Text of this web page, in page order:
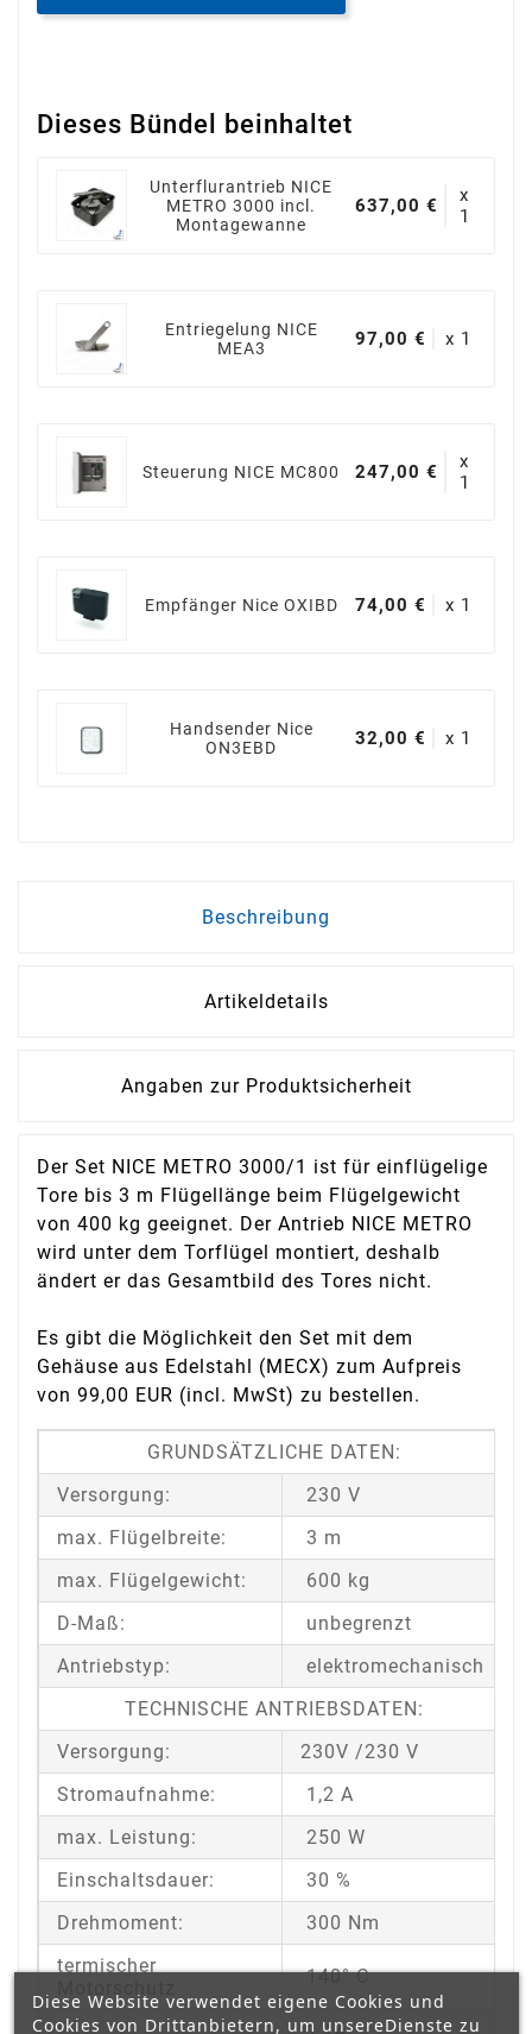
Dieses Bündel beinhaltet
Unterflurantrieb NICE
METRO 3000 incl.
Montagewanne
637,00 €
x
1
Entriegelung NICE
MEA3
97,00 € x 1
Steuerung NICE MC800 247,00 €
x
1
Empfänger Nice OXIBD 74,00 € x 1
Handsender Nice
ON3EBD
32,00 € x 1
Beschreibung
Artikeldetails
Angaben zur Produktsicherheit
Der Set NICE METRO 3000/1 ist für einflügelige
Tore bis 3 m Flügellänge beim Flügelgewicht
von 400 kg geeignet. Der Antrieb NICE METRO
wird unter dem Torflügel montiert, deshalb
ändert er das Gesamtbild des Tores nicht.
Es gibt die Möglichkeit den Set mit dem
Gehäuse aus Edelstahl (MECX) zum Aufpreis
von 99,00 EUR (incl. MwSt) zu bestellen.
GRUNDSÄTZLICHE DATEN:
Versorgung:
230 V
max. Flügelbreite:
3 m
max. Flügelgewicht:
600 kg
D-Maß:
unbegrenzt
Antriebstyp:
elektromechanisch
TECHNISCHE ANTRIEBSDATEN:
Versorgung:
230V /230 V
Stromaufnahme:
1,2 A
max. Leistung:
250 W
Einschaltsdauer:
30 %
Drehmoment:
300 Nm
termischer
140° C
Diese Website verwendet eigene Cookies und
Cookies von Drittanbietern, um unsereDienste zu